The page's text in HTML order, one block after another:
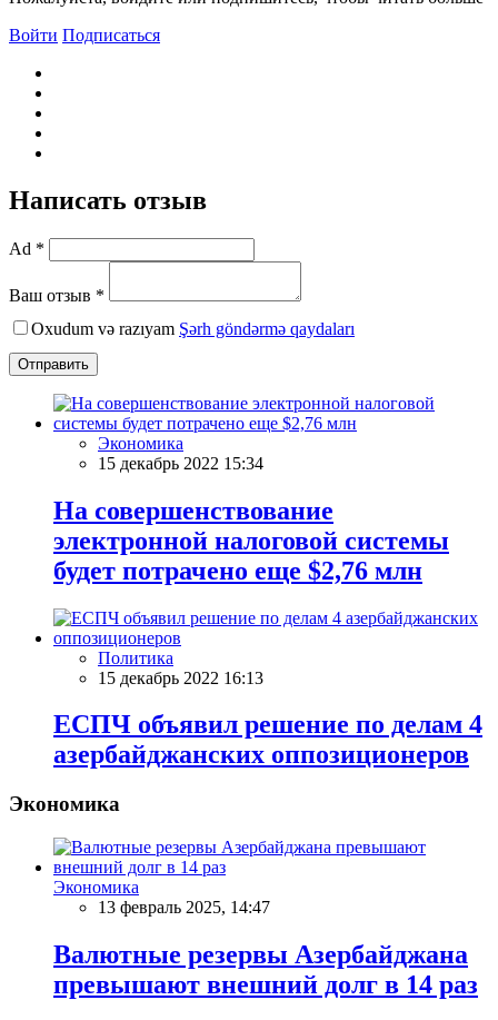
Войти Подписаться
Написать отзыв
Ad *
Ваш отзыв *
Oxudum və razıyam Şərh göndərmə qaydaları
Отправить
Экономика
15 декабрь 2022 15:34
На совершенствование
электронной налоговой системы
будет потрачено еще $2,76 млн
Политика
15 декабрь 2022 16:13
ЕСПЧ объявил решение по делам 4
азербайджанских оппозиционеров
Экономика
Экономика
13 февраль 2025, 14:47
Валютные резервы Азербайджана
превышают внешний долг в 14 раз